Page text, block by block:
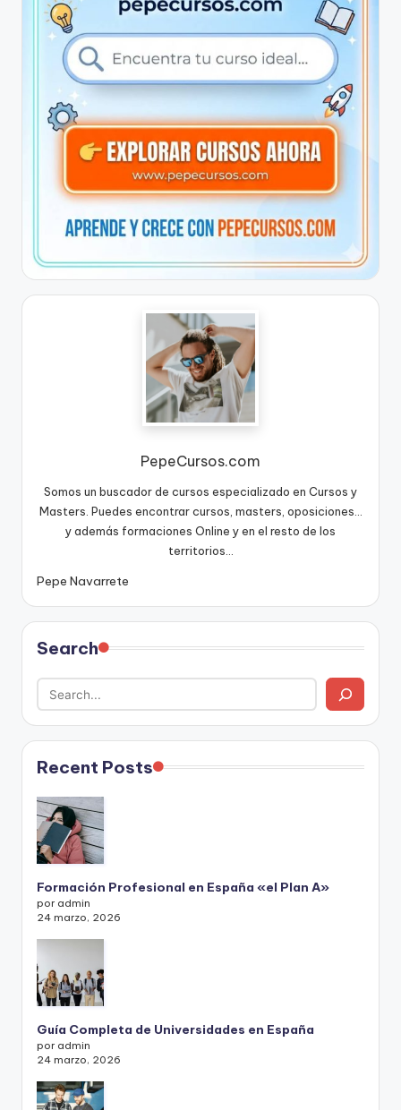
PepeCursos.com
Somos un buscador de cursos especializado en Cursos y
Masters. Puedes encontrar cursos, masters, oposiciones...
y además formaciones Online y en el resto de los
territorios...
Pepe Navarrete
Search
Recent Posts
Formación Profesional en España «el Plan A»
por admin
24 marzo, 2026
Guía Completa de Universidades en España
por admin
24 marzo, 2026